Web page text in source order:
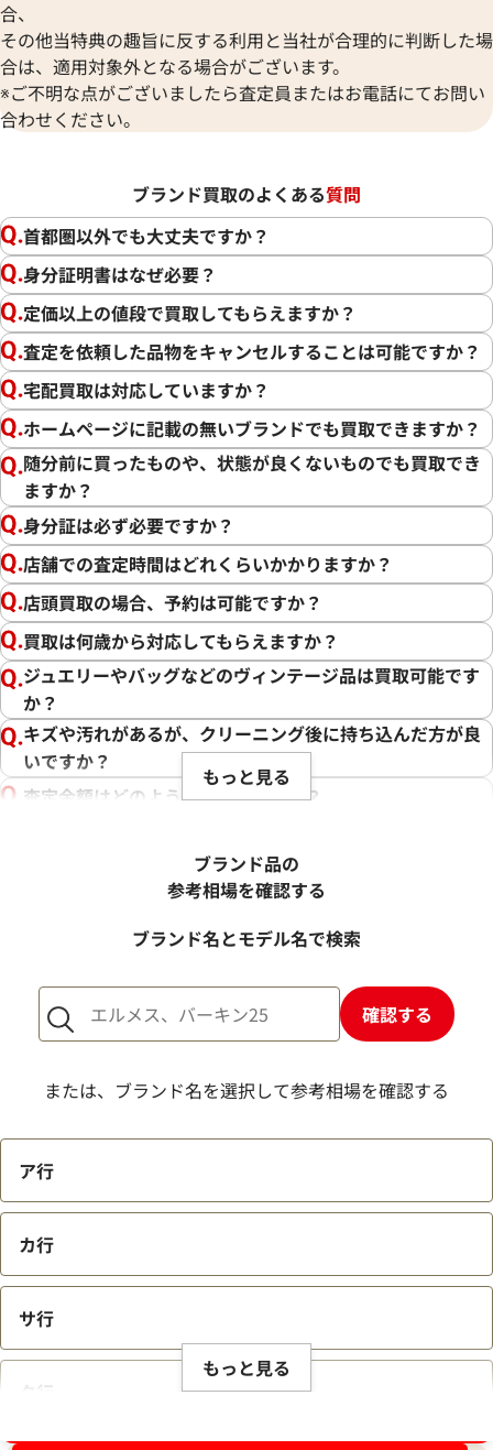
合、
その他当特典の趣旨に反する利用と当社が合理的に判断した場
合は、適用対象外となる場合がございます。
※ご不明な点がございましたら査定員またはお電話にてお問い
合わせください。
ブランド買取のよくある質問
首都圏以外でも大丈夫ですか？
身分証明書はなぜ必要？
定価以上の値段で買取してもらえますか？
査定を依頼した品物をキャンセルすることは可能ですか？
宅配買取は対応していますか？
ホームページに記載の無いブランドでも買取できますか？
随分前に買ったものや、状態が良くないものでも買取でき
ますか？
身分証は必ず必要ですか？
店舗での査定時間はどれくらいかかりますか？
店頭買取の場合、予約は可能ですか？
買取は何歳から対応してもらえますか？
ジュエリーやバッグなどのヴィンテージ品は買取可能です
か？
キズや汚れがあるが、クリーニング後に持ち込んだ方が良
いですか？
査定金額はどのように決まりますか？
売却するか悩んでいるのですが、査定だけお願いできます
1点からでも査定できますか？
もっと見る
ブランド品の
参考相場を確認する
ブランド名とモデル名で検索
確認する
または、ブランド名を選択して参考相場を確認する
ア行
カ行
サ行
タ行
もっと見る